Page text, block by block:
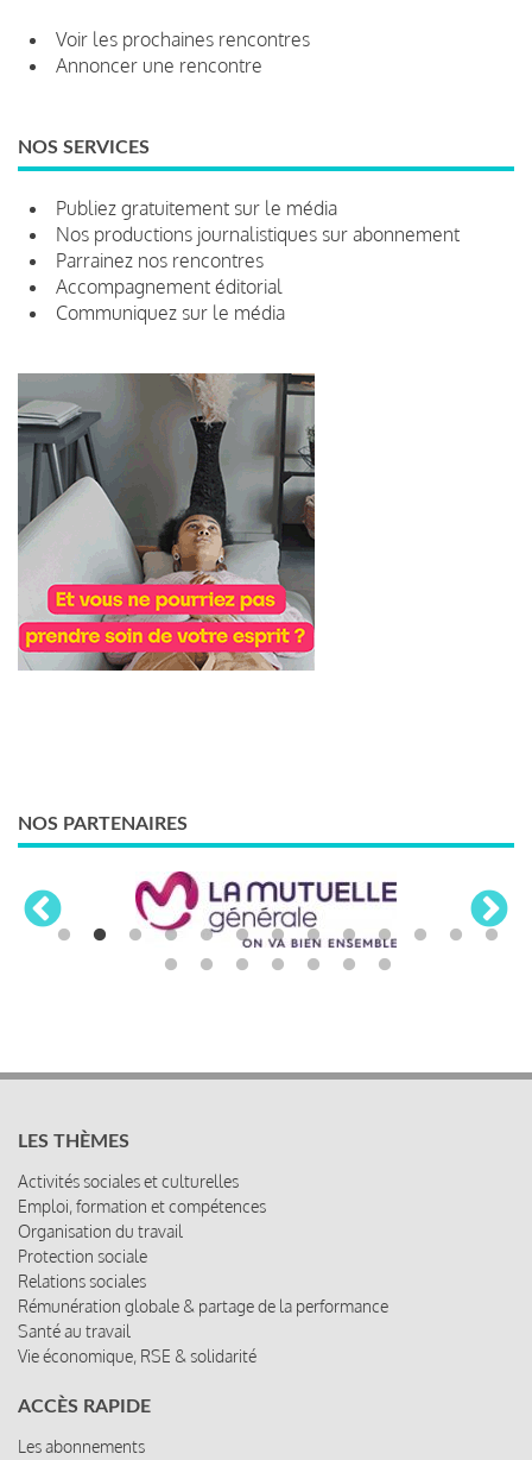
Voir les prochaines rencontres
Annoncer une rencontre
NOS SERVICES
Publiez gratuitement sur le média
Nos productions journalistiques sur abonnement
Parrainez nos rencontres
Accompagnement éditorial
Communiquez sur le média
NOS PARTENAIRES
LES THÈMES
Activités sociales et culturelles
Emploi, formation et compétences
Organisation du travail
Protection sociale
Relations sociales
Rémunération globale & partage de la performance
Santé au travail
Vie économique, RSE & solidarité
ACCÈS RAPIDE
Les abonnements